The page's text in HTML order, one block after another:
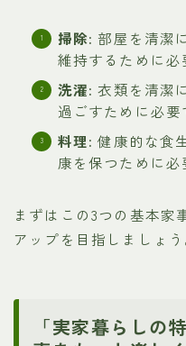
掃除: 部屋を清潔
維持するために必
洗濯: 衣類を清潔
過ごすために必要
料理: 健康的な食
康を保つために必
まずはこの3つの基本家
アップを目指しましょう
「実家暮らしの